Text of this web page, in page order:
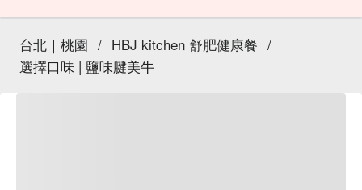
台北｜桃園 / HBJ kitchen 舒肥健康餐 /
選擇口味 | 鹽味腱美牛